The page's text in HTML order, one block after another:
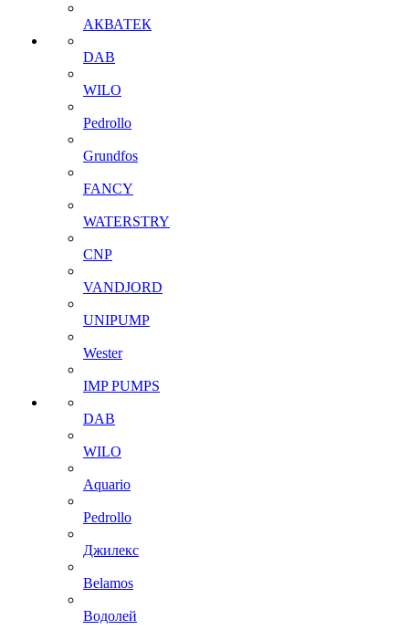
АКВАТЕК
DAB
WILO
Pedrollo
Grundfos
FANCY
WATERSTRY
CNP
VANDJORD
UNIPUMP
Wester
IMP PUMPS
DAB
WILO
Aquario
Pedrollo
Джилекс
Belamos
Водолей